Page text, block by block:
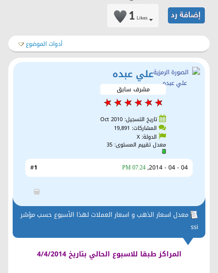
1 Likes
أدوات الموضوع
علي عبده
مشرف سابق
تاريخ التسجيل: Oct 2010
المشاركات: 19,891
الدولة: X
معدل تقييم المستوى:35
04 - 04 - 2014,
07:24 PM
1
معدل اسعار الذهب و اسعار العملات لهذا الأسبوع حسب مؤشر
ssi
المراكز طبقا للاسبوع الحالي بتاريخ 4/4/2014